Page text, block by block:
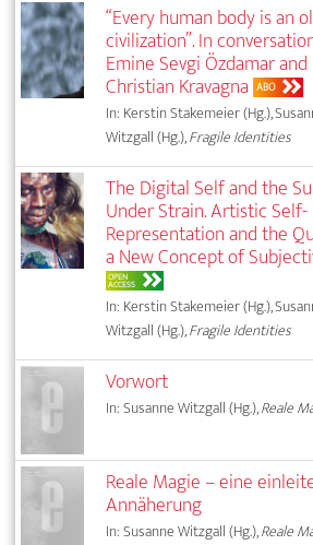
“Every human body is an
civilization”. In
Emine Sevgi Özdamar and
Christian Kravagna ABO
In: Kerstin Stakemeier (Hg.),
Witzgall (Hg.),Fragile Identities
The Digital Self and the
Under Strain. Artistic Self-
Representation and the
a New Concept of
OPEN
ACCESS
In: Kerstin Stakemeier (Hg.),
Witzgall (Hg.),Fragile Identities
Vorwort
In: Susanne Witzgall (Hg.),Reale
Reale Magie – eine
Annäherung
In: Susanne Witzgall (Hg.),Reale